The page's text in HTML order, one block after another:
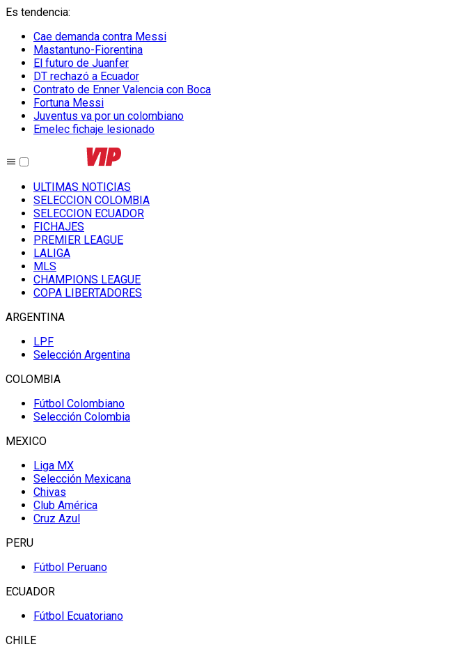
Es tendencia:
Cae demanda contra Messi
Mastantuno-Fiorentina
El futuro de Juanfer
DT rechazó a Ecuador
Contrato de Enner Valencia con Boca
Fortuna Messi
Juventus va por un colombiano
Emelec fichaje lesionado
ULTIMAS NOTICIAS
SELECCION COLOMBIA
SELECCION ECUADOR
FICHAJES
PREMIER LEAGUE
LALIGA
MLS
CHAMPIONS LEAGUE
COPA LIBERTADORES
ARGENTINA
LPF
Selección Argentina
COLOMBIA
Fútbol Colombiano
Selección Colombia
MEXICO
Liga MX
Selección Mexicana
Chivas
Club América
Cruz Azul
PERU
Fútbol Peruano
ECUADOR
Fútbol Ecuatoriano
CHILE